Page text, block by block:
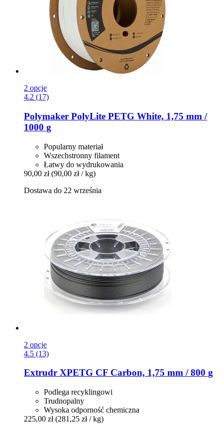
2 opcje
4.2 (17)
Polymaker PolyLite PETG White, 1,75 mm /
1000 g
Popularny materiał
Wszechstronny filament
Łatwy do wydrukowania
90,00 zł (90,00 zł / kg)
Dostawa do 22 września
2 opcje
4.5 (13)
Extrudr XPETG CF Carbon, 1,75 mm / 800 g
Podlega recyklingowi
Trudnopalny
Wysoka odporność chemiczna
225,00 zł (281,25 zł / kg)